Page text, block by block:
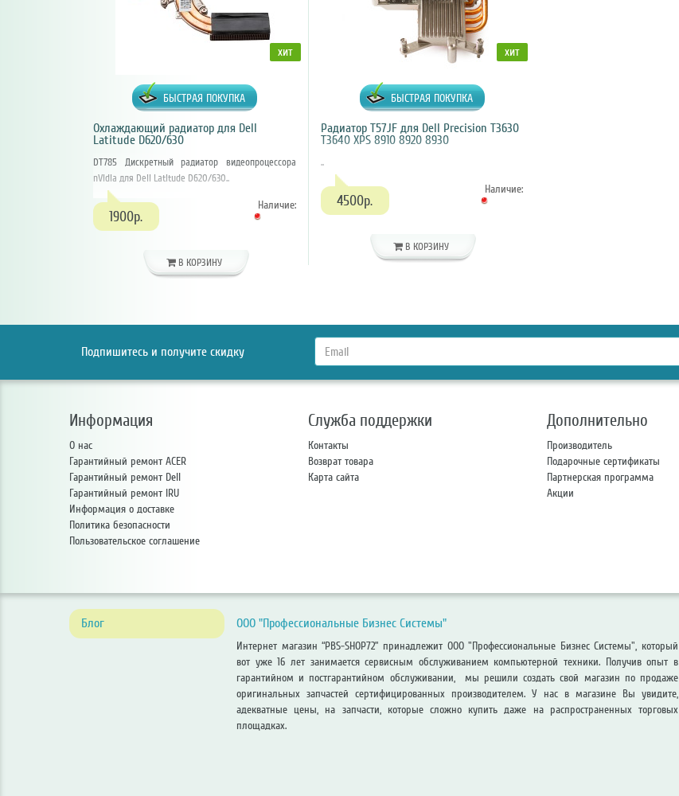
хит
БЫСТРАЯ ПОКУПКА
Охлаждающий радиатор для Dell
Latitude D620/630
DT785 Дискретный радиатор видеопроцессора
nVidia для Dell Latitude D620/630..
1900р.
Наличие:
В КОРЗИНУ
хит
БЫСТРАЯ ПОКУПКА
Радиатор T57JF для Dell Precision T3630
T3640 XPS 8910 8920 8930
..
4500р.
Наличие:
В КОРЗИНУ
Подпишитесь и получите скидку
Информация
О нас
Гарантийный ремонт ACER
Гарантийный ремонт Dell
Гарантийный ремонт IRU
Информация о доставке
Политика безопасности
Пользовательское соглашение
Служба поддержки
Контакты
Возврат товара
Карта сайта
Дополнительно
Производитель
Подарочные сертификаты
Партнерская программа
Акции
Блог ООО "Профессиональные Бизнес Системы"
Интернет магазин “PBS-SHOP72” принадлежит ООО "Профессиональные Бизнес Системы", который
вот уже 16 лет занимается сервисным обслуживанием компьютерной техники. Получив опыт в
гарантийном и постгарантийном обслуживании, мы решили создать свой магазин по продаже
оригинальных запчастей сертифицированных производителем. У нас в магазине Вы увидите,
адекватные цены, на запчасти, которые сложно купить даже на распространенных торговых
площадках.